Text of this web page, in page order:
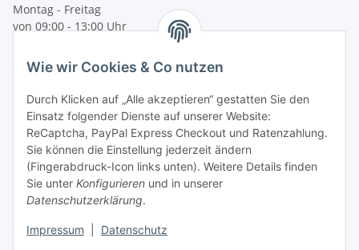
Montag - Freitag
von 09:00 - 13:00 Uhr
Tel: +49 (0) 5132 8230689
E-Mail:mail@texcorner.de
Wie wir Cookies & Co nutzen
Durch Klicken auf „Alle akzeptieren“ gestatten Sie den
Einsatz folgender Dienste auf unserer Website:
ReCaptcha, PayPal Express Checkout und Ratenzahlung.
Sie können die Einstellung jederzeit ändern
(Fingerabdruck-Icon links unten). Weitere Details finden
Sie unter Konfigurieren und in unserer
Datenschutzerklärung.
Impressum Datenschutz